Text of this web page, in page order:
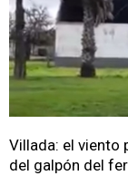
Villada: el viento
del galpón del